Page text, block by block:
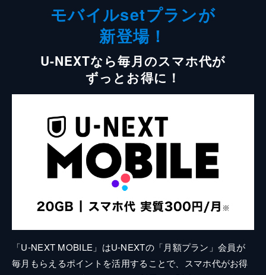
モバイルsetプランが
新登場！
U-NEXTなら毎月のスマホ代が
ずっとお得に！
「U-NEXT MOBILE」はU-NEXTの「月額プラン」会員が
毎月もらえるポイントを活用することで、スマホ代がお得